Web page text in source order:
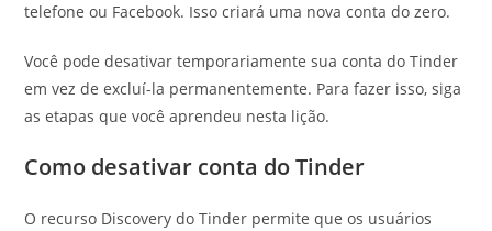
telefone ou Facebook. Isso criará uma nova conta do zero.
Você pode desativar temporariamente sua conta do Tinder
em vez de excluí-la permanentemente. Para fazer isso, siga
as etapas que você aprendeu nesta lição.
Como desativar conta do Tinder
O recurso Discovery do Tinder permite que os usuários